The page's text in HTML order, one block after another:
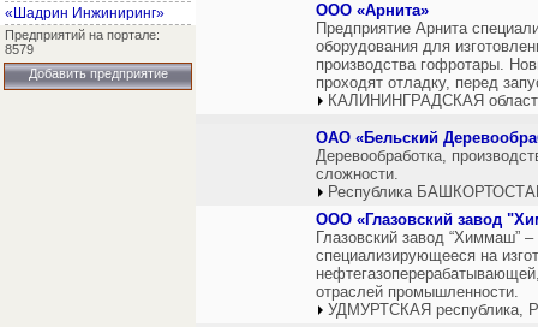
«Шадрин Инжиниринг»
Предприятий на портале:
8579
Добавить предприятие
ООО «Арнита»
Предприятие Арнита
оборудования для
производства гофротары.
проходят отладку, перед
КАЛИНИНГРАДСКАЯ
ОАО «Бельский
Деревообработка,
сложности.
Республика
ООО «Глазовский завод
Глазовский завод “Химмаш”
специализирующееся на
отраслей промышленности.
УДМУРТСКАЯ республика,